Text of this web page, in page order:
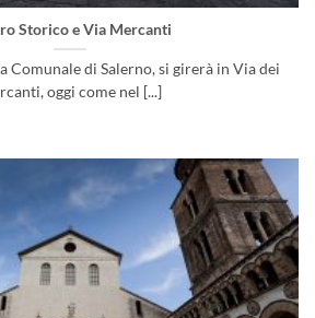
Storico e Via Mercanti
Comunale di Salerno, si girerà in Via dei
oggi come nel [...]